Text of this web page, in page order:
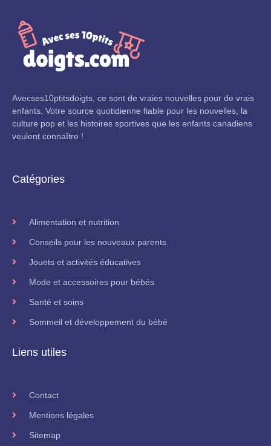
Avecses10ptitsdoigts, ce sont de vraies nouvelles pour de vrais
enfants. Votre source quotidienne fiable pour les nouvelles, la
culture pop et les histoires sportives que les enfants canadiens
veulent connaître !
Catégories
Alimentation et nutrition
Conseils pour les nouveaux parents
Jouets et activités éducatives
Mode et accessoires pour bébés
Santé et soins
Sommeil et développement du bébé
Liens utiles
Contact
Mentions légales
Sitemap